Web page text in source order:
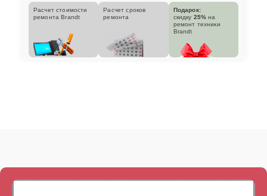
Расчет стоимости
ремонта Brandt
Расчет сроков
ремонта
Подарок:
скидку 25% на
ремонт техники
Brandt